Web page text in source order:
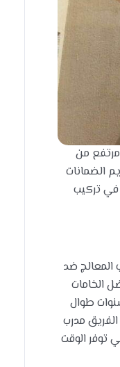
من
الضمانات
في تركيب
المعالج ضد
الخامات
طوال
مدرب
توفر الوقت